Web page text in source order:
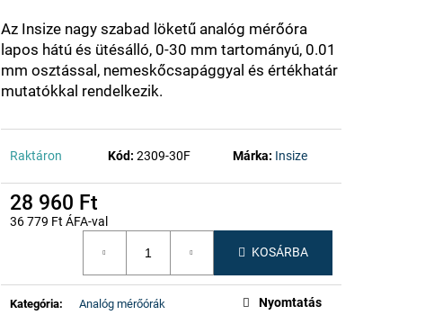
Az Insize nagy szabad löketű analóg mérőóra
lapos hátú és ütésálló, 0-30 mm tartományú, 0.01
mm osztással, nemeskőcsapággyal és értékhatár
mutatókkal rendelkezik.
Raktáron Kód: 2309-30F Márka: Insize
28 960 Ft
36 779 Ft ÁFA-val
KOSÁRBA
Kategória:
Analóg mérőórák
Nyomtatás